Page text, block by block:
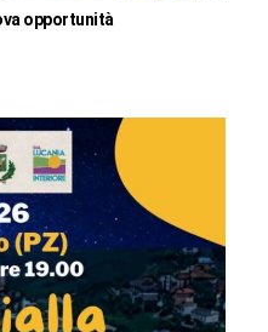
opportunità